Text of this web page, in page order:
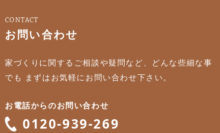
CONTACT
お問い合わせ
家づくりに関するご相談や疑問など、どんな些細な事
でも まずはお気軽にお問い合わせ下さい。
お電話からのお問い合わせ
0120-939-269